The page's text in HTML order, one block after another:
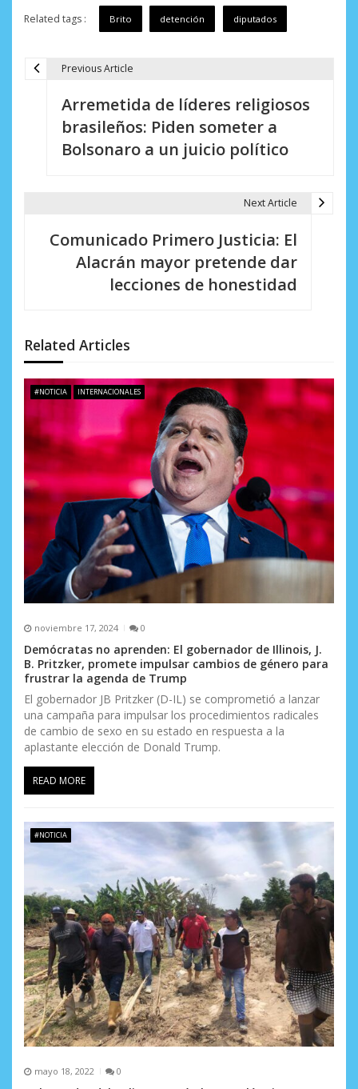
Related tags : Brito detención diputados
n
d
e
e
n
t
r
a
d
a
s
Previous Article
Arremetida de líderes religiosos
brasileños: Piden someter a
Bolsonaro a un juicio político
Next Article
Comunicado Primero Justicia: El
Alacrán mayor pretende dar
lecciones de honestidad
Related Articles
#NOTICIA INTERNACIONALES
noviembre 17, 2024 0
Demócratas no aprenden: El gobernador de Illinois, J.
B. Pritzker, promete impulsar cambios de género para
frustrar la agenda de Trump
El gobernador JB Pritzker (D-IL) se comprometió a lanzar
una campaña para impulsar los procedimientos radicales
de cambio de sexo en su estado en respuesta a la
aplastante elección de Donald Trump.
READ MORE
#NOTICIA
mayo 18, 2022 0